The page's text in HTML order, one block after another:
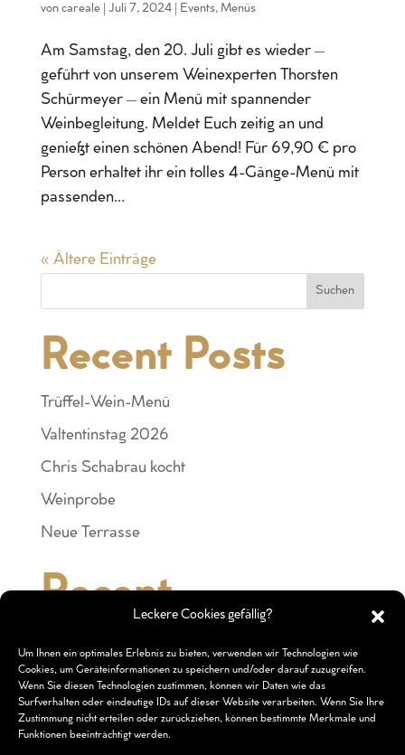
Leckere Cookies gefällig?
Um Ihnen ein optimales Erlebnis zu bieten, verwenden wir Technologien wie
Cookies, um Geräteinformationen zu speichern und/oder darauf zuzugreifen.
Wenn Sie diesen Technologien zustimmen, können wir Daten wie das
Surfverhalten oder eindeutige IDs auf dieser Website verarbeiten. Wenn Sie Ihre
Zustimmung nicht erteilen oder zurückziehen, können bestimmte Merkmale und
Funktionen beeinträchtigt werden.
von careale| Juli 7, 2024| Events, Menüs
Am Samstag, den 20. Juli gibt es wieder –
geführt von unserem Weinexperten Thorsten
Schürmeyer – ein Menü mit spannender
Weinbegleitung. Meldet Euch zeitig an und
genießt einen schönen Abend! Für 69,90 € pro
Person erhaltet ihr ein tolles 4-Gänge-Menü mit
passenden...
« Ältere Einträge
Suchen
Recent Posts
Trüffel-Wein-Menü
Valtentinstag 2026
Chris Schabrau kocht
Weinprobe
Neue Terrasse
Recent
Comments
Es sind keine Kommentare vorhanden.